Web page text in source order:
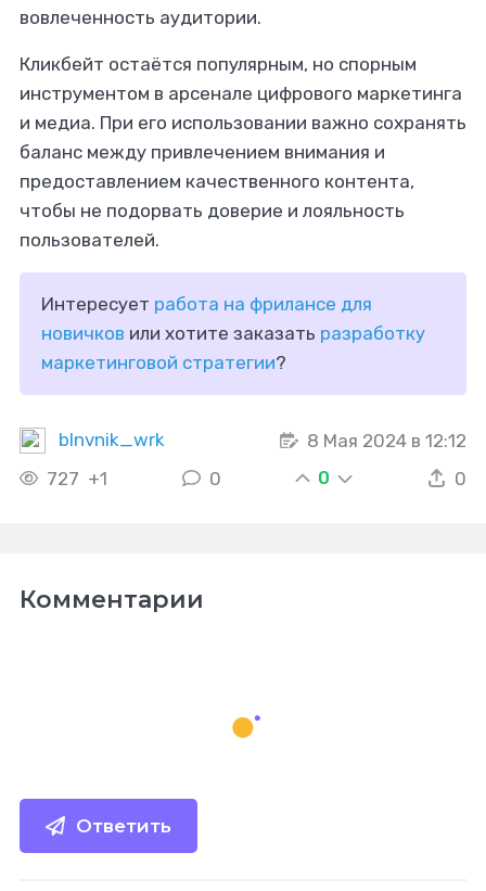
вовлеченность аудитории.
Кликбейт остаётся популярным, но спорным
инструментом в арсенале цифрового маркетинга
и медиа. При его использовании важно сохранять
баланс между привлечением внимания и
предоставлением качественного контента,
чтобы не подорвать доверие и лояльность
пользователей.
Интересует работа на фрилансе для
новичков или хотите заказать разработку
маркетинговой стратегии?
blnvnik_wrk
8 Мая 2024 в 12:12
727 +1 0 0 0
Комментарии
Ответить